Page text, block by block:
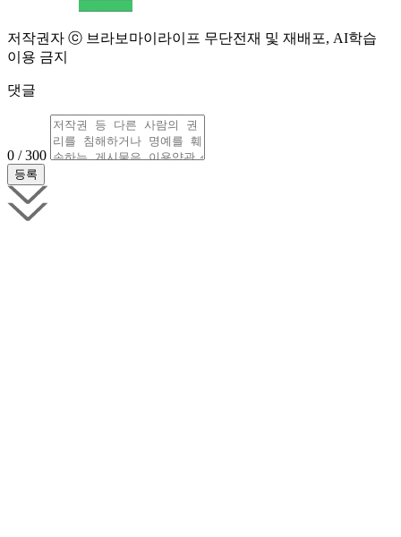
저작권자 ⓒ 브라보마이라이프 무단전재 및 재배포, AI학습
이용 금지
댓글
0 / 300